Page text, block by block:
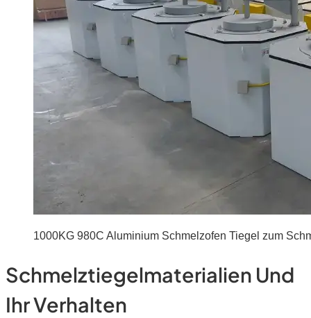
1000KG 980C Aluminium Schmelzofen Tiegel zum
Schmelztiegelmaterialien Und
Ihr Verhalten